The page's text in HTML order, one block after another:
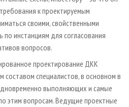
к проектируемым
своими, свойственными
по инстанциям для согласования
вопросов.
проектирование ДКК
составом специалистов, в основном в
выполняющих и самые
этим вопросам. Ведущие проектные